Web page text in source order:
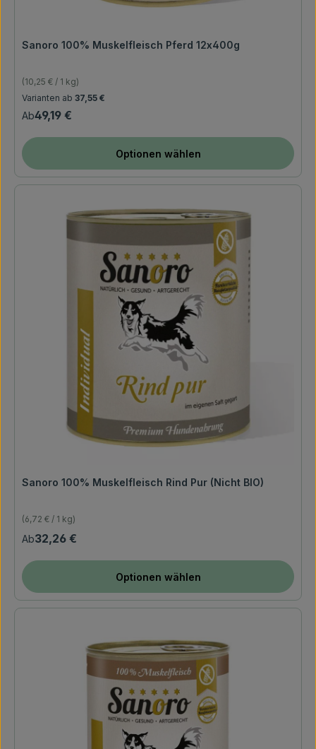
Sanoro 100% Muskelfleisch Pferd 12x400g
(10,25 € / 1 kg)
Varianten ab 37,55 €
Regulärer Preis:
Ab49,19 €
Optionen wählen
Sanoro 100% Muskelfleisch Rind Pur (Nicht BIO)
(6,72 € / 1 kg)
Regulärer Preis:
Ab32,26 €
Optionen wählen